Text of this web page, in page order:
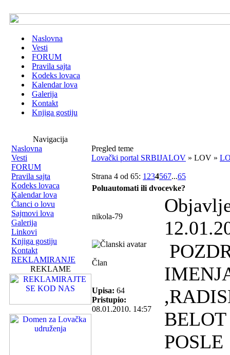
Naslovna
Vesti
FORUM
Pravila sajta
Kodeks lovaca
Kalendar lova
Galerija
Kontakt
Knjiga gostiju
Navigacija
Naslovna
Vesti
FORUM
Pravila sajta
Kodeks lovaca
Kalendar lova
Članci o lovu
Sajmovi lova
Galerija
Linkovi
Knjiga gostiju
Kontakt
REKLAMIRANJE
REKLAME
Pregled teme
Lovački portal SRBIJALOV » LOV »
Strana 4 od 65: 1 234567...65
Poluautomati ili dvocevke?
nikola-79
Član
Upisa: 64
Pristupio:
08.01.2010. 14:57